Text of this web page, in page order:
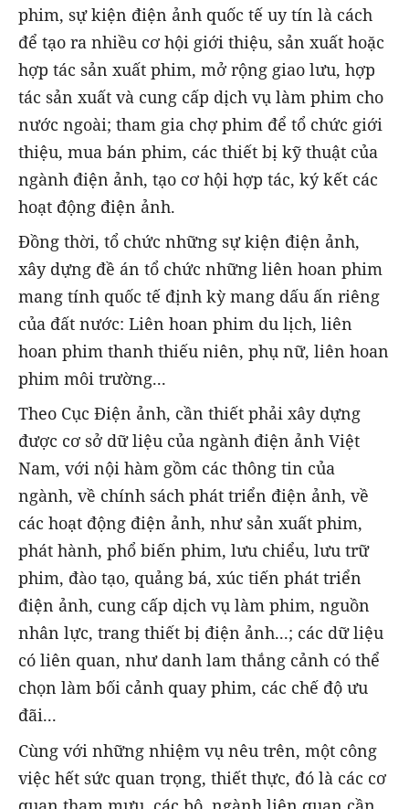
phim, sự kiện điện ảnh quốc tế uy tín là cách
để tạo ra nhiều cơ hội giới thiệu, sản xuất hoặc
hợp tác sản xuất phim, mở rộng giao lưu, hợp
tác sản xuất và cung cấp dịch vụ làm phim cho
nước ngoài; tham gia chợ phim để tổ chức giới
thiệu, mua bán phim, các thiết bị kỹ thuật của
ngành điện ảnh, tạo cơ hội hợp tác, ký kết các
hoạt động điện ảnh.
Đồng thời, tổ chức những sự kiện điện ảnh,
xây dựng đề án tổ chức những liên hoan phim
mang tính quốc tế định kỳ mang dấu ấn riêng
của đất nước: Liên hoan phim du lịch, liên
hoan phim thanh thiếu niên, phụ nữ, liên hoan
phim môi trường...
Theo Cục Điện ảnh, cần thiết phải xây dựng
được cơ sở dữ liệu của ngành điện ảnh Việt
Nam, với nội hàm gồm các thông tin của
ngành, về chính sách phát triển điện ảnh, về
các hoạt động điện ảnh, như sản xuất phim,
phát hành, phổ biến phim, lưu chiểu, lưu trữ
phim, đào tạo, quảng bá, xúc tiến phát triển
điện ảnh, cung cấp dịch vụ làm phim, nguồn
nhân lực, trang thiết bị điện ảnh...; các dữ liệu
có liên quan, như danh lam thắng cảnh có thể
chọn làm bối cảnh quay phim, các chế độ ưu
đãi...
Cùng với những nhiệm vụ nêu trên, một công
việc hết sức quan trọng, thiết thực, đó là các cơ